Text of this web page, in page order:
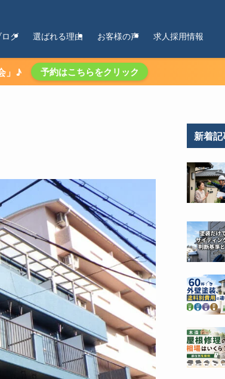
ログ 選ばれる理由 お客様の声 求人採用情報
」♪ 予約はこちらをクリック
新着記